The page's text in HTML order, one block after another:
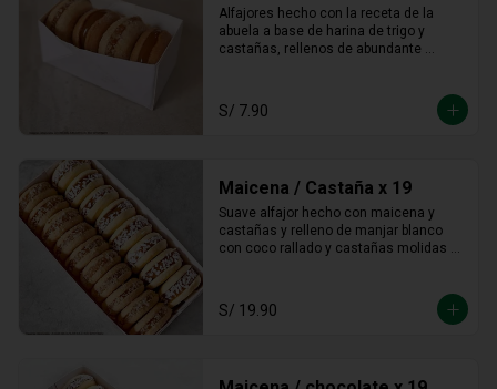
Alfajores hecho con la receta de la
abuela a base de harina de trigo y
castañas, rellenos de abundante
S/ 7.90
Maicena / Castaña x 19
Suave alfajor hecho con maicena y
castañas y relleno de manjar blanco
con coco rallado y castañas molidas
S/ 19.90